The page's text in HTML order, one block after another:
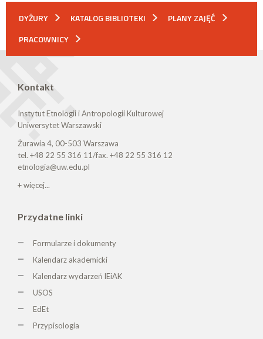
DYŻURY KATALOG BIBLIOTEKI
PLANY ZAJĘĆ
PRACOWNICY
Kontakt
Instytut Etnologii i Antropologii Kulturowej
Uniwersytet Warszawski
Żurawia 4, 00-503 Warszawa
tel. +48 22 55 316 11/fax. +48 22 55 316 12
etnologia@uw.edu.pl
+ więcej...
Przydatne linki
Formularze i dokumenty
Kalendarz akademicki
Kalendarz wydarzeń IEiAK
USOS
EdEt
Przypisologia